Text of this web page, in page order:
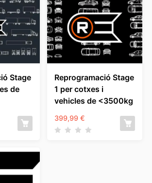
Stage
de
Reprogramació Stage
1 per cotxes i
vehicles de <3500kg
399,99 €